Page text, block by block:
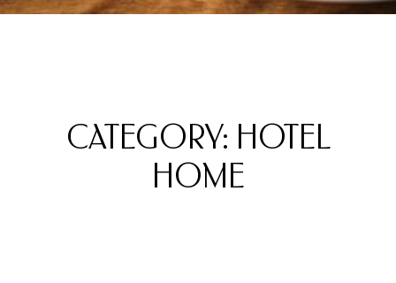
CATEGORY: HOTEL
HOME